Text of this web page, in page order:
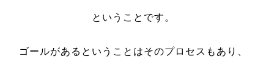
ということです。
ゴールがあるということはそのプロセスもあり、